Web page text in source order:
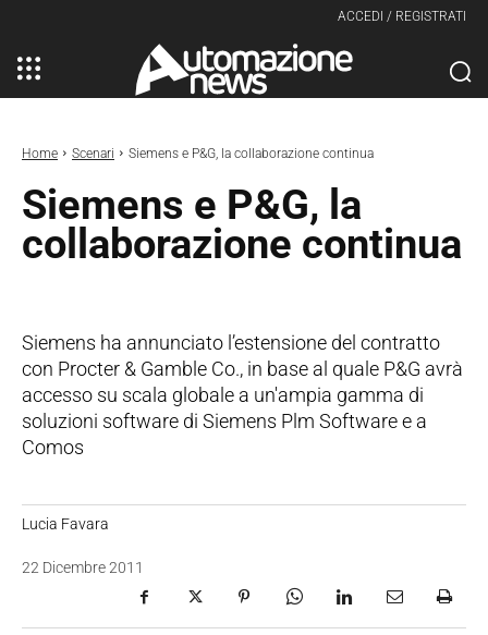
ACCEDI / REGISTRATI
Home Scenari Siemens e P&G, la collaborazione continua
Siemens e P&G, la
collaborazione continua
Siemens ha annunciato l’estensione del contratto
con Procter & Gamble Co., in base al quale P&G avrà
accesso su scala globale a un'ampia gamma di
soluzioni software di Siemens Plm Software e a
Comos
Lucia Favara
22 Dicembre 2011